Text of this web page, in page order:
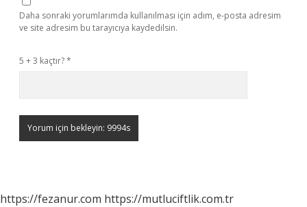
Daha sonraki yorumlarımda kullanılması için adım, e-posta adresim
ve site adresim bu tarayıcıya kaydedilsin.
5 + 3 kaçtır?*
https://fezanur.com https://mutluciftlik.com.tr